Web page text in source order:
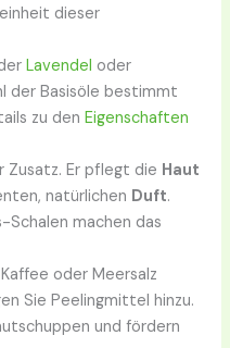
dieser
Lavendel oder
der Basisöle bestimmt
zu denEigenschaften
Er pflegt die Haut
natürlichen Duft.
machen das
oder Meersalz
Sie Peelingmittel hinzu.
und fördern